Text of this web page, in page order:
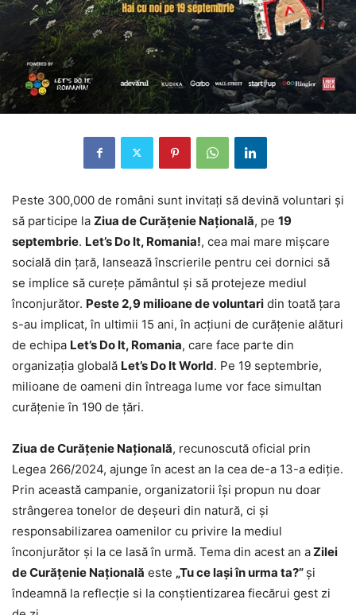
Peste 300,000 de români sunt invitați să devină voluntari și
să participe la Ziua de Curățenie Națională, pe 19
septembrie. Let’s Do It, Romania!, cea mai mare mișcare
socială din țară, lansează înscrierile pentru cei dornici să
se implice să curețe pământul și să protejeze mediul
înconjurător. Peste 2,9 milioane de voluntari din toată țara
s-au implicat, în ultimii 15 ani, în acțiuni de curățenie alături
de echipa Let’s Do It, Romania, care face parte din
organizația globală Let’s Do It World. Pe 19 septembrie,
milioane de oameni din întreaga lume vor face simultan
curățenie în 190 de țări.
Ziua de Curățenie Națională, recunoscută oficial prin
Legea 266/2024, ajunge în acest an la cea de-a 13-a ediție.
Prin această campanie, organizatorii își propun nu doar
strângerea tonelor de deșeuri din natură, ci și
responsabilizarea oamenilor cu privire la mediul
înconjurător și la ce lasă în urmă. Tema din acest an aZilei
de Curățenie Națională este „Tu ce lași în urma ta?” și
îndeamnă la reflecție si la conștientizarea fiecărui gest zi